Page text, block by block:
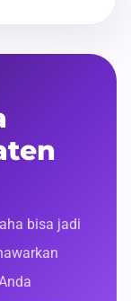
bisa jadi